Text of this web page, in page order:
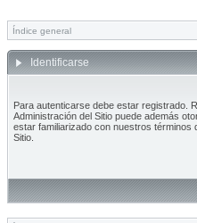
Índice general
Identificarse
Para autenticarse debe estar registrado.
Administración del Sitio puede además
estar familiarizado con nuestros
Sitio.